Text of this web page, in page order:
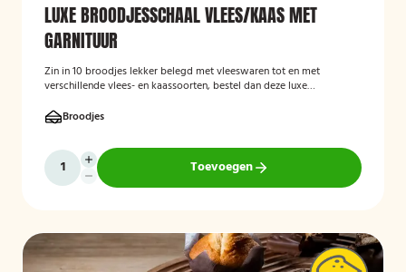
LUXE BROODJESSCHAAL VLEES/KAAS MET
GARNITUUR
Zin in 10 broodjes lekker belegd met vleeswaren tot en met
verschillende vlees- en kaassoorten, bestel dan deze luxe
Broodjes
Toevoegen